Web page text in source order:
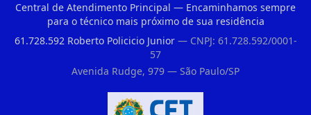
Central de Atendimento Principal — Encaminhamos sempre
para o técnico mais próximo de sua residência
61.728.592 Roberto Policicio Junior— CNPJ: 61.728.592/0001-
57
Avenida Rudge, 979 — São Paulo/SP